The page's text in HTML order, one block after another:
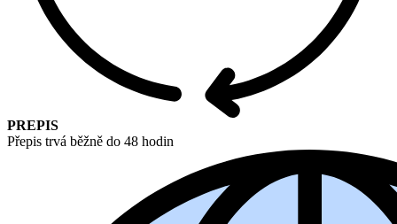
PREPIS
Přepis trvá běžně do 48 hodin